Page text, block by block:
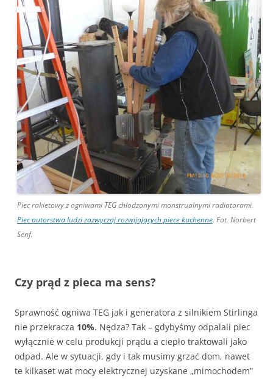
Piec rakietowy z ogniwami TEG chłodzonymi monstrualnymi radiatorami.
Piec autorstwa ludzi zazwyczaj rozwijających piece kuchenne. Fot. Norbert
Senf.
Czy prąd z pieca ma sens?
Sprawność ogniwa TEG jak i generatora z silnikiem Stirlinga
nie przekracza 10%. Nędza? Tak – gdybyśmy odpalali piec
wyłącznie w celu produkcji prądu a ciepło traktowali jako
odpad. Ale w sytuacji, gdy i tak musimy grzać dom, nawet
te kilkaset wat mocy elektrycznej uzyskane „mimochodem”